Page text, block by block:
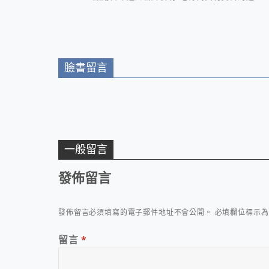
臉書留言
一般留言
發佈留言
發佈留言必須填寫的電子郵件地址不會公開。 必填欄位標示
留言 *